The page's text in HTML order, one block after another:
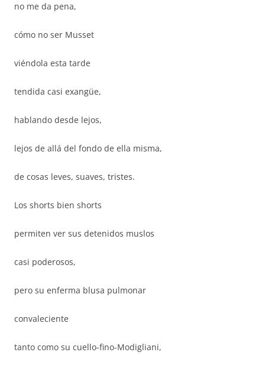
no me da pena,
cómo no ser Musset
viéndola esta tarde
tendida casi exangüe,
hablando desde lejos,
lejos de allá del fondo de ella misma,
de cosas leves, suaves, tristes.
Los shorts bien shorts
permiten ver sus detenidos muslos
casi poderosos,
pero su enferma blusa pulmonar
convaleciente
tanto como su cuello-fino-Modigliani,